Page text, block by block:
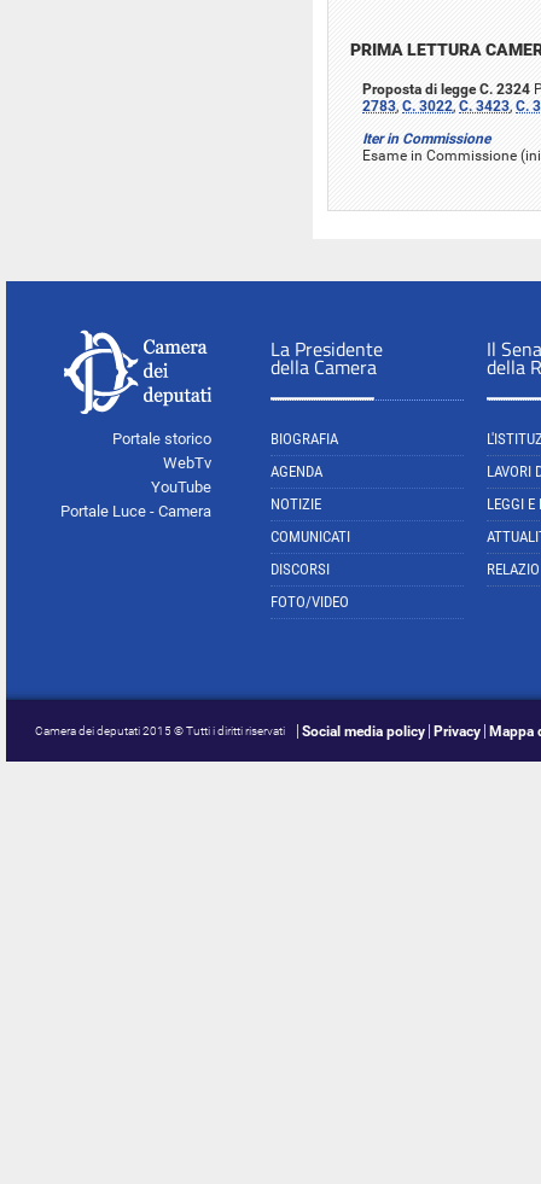
PRIMA LETTURA
Proposta di legge C. 2324
2783, C. 3022, C. 3423, C.
Iter in Commissione
Esame in Commissione
Portale storico
WebTv
YouTube
Portale Luce - Camera
La Presidente
della Camera
BIOGRAFIA
AGENDA
NOTIZIE
COMUNICATI
DISCORSI
FOTO/VIDEO
Il
della
LAVORI
LEGGI E
Camera dei deputati 2015 © Tutti i diritti riservati Social media policy Privacy Mappa